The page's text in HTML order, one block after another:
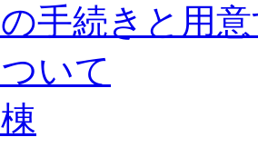
手続きと用
いて